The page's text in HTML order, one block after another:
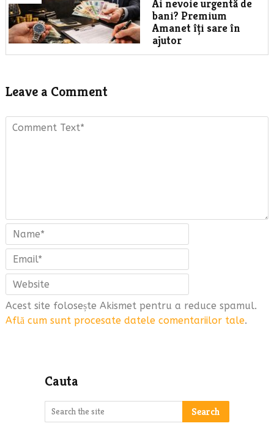
Ai nevoie urgentă de
bani? Premium
Amanet îți sare în
ajutor
Leave a Comment
Acest site folosește Akismet pentru a reduce spamul.
Află cum sunt procesate datele comentariilor tale.
Cauta
Search